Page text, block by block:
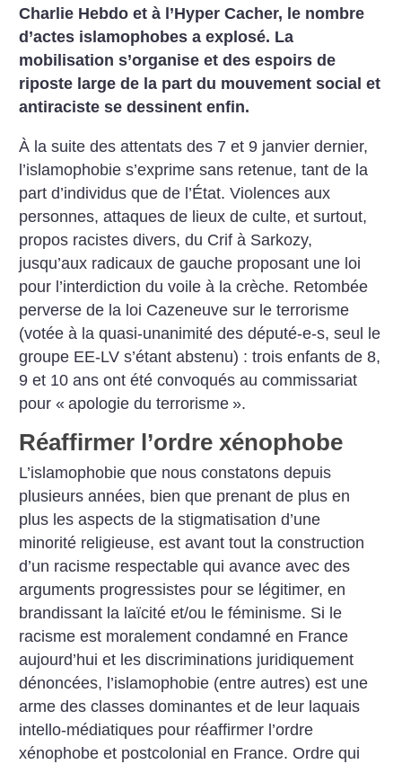
Charlie Hebdo et à l’Hyper Cacher, le nombre
d’actes islamophobes a explosé. La
mobilisation s’organise et des espoirs de
riposte large de la part du mouvement social et
antiraciste se dessinent enfin.
À la suite des attentats des 7 et 9 janvier dernier,
l’islamophobie s’exprime sans retenue, tant de la
part d’individus que de l’État. Violences aux
personnes, attaques de lieux de culte, et surtout,
propos racistes divers, du Crif à ­Sarkozy,
jusqu’aux radicaux de gauche proposant une loi
pour l’interdiction du voile à la crèche. Retombée
perverse de la loi ­Cazeneuve sur le terrorisme
(votée à la quasi-unanimité des député-e-s, seul le
groupe EE-LV s’étant abstenu) : trois enfants de 8,
9 et 10 ans ont été convoqués au commissariat
pour « apologie du terrorisme ».
Réaffirmer l’ordre xénophobe
L’islamophobie que nous constatons depuis
plusieurs années, bien que prenant de plus en
plus les aspects de la stigmatisation d’une
minorité religieuse, est avant tout la construction
d’un racisme respectable qui avance avec des
arguments progressistes pour se légitimer, en
brandissant la laïcité et/ou le féminisme. Si le
racisme est moralement condamné en France
aujourd’hui et les discriminations juridiquement
dénoncées, l’islamophobie (entre autres) est une
arme des classes dominantes et de leur laquais
intello-médiatiques pour réaffirmer l’ordre
xénophobe et postcolonial en France. Ordre qui